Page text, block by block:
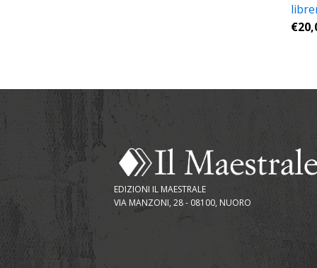
€
EDIZIONI IL MAESTRALE
VIA MANZONI, 28 - 08100, NUORO